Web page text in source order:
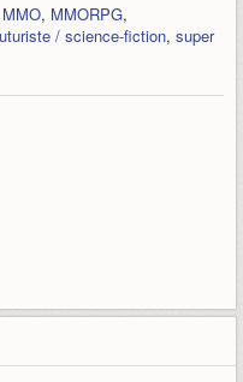
MMO, MMORPG,
/ science-fiction, super